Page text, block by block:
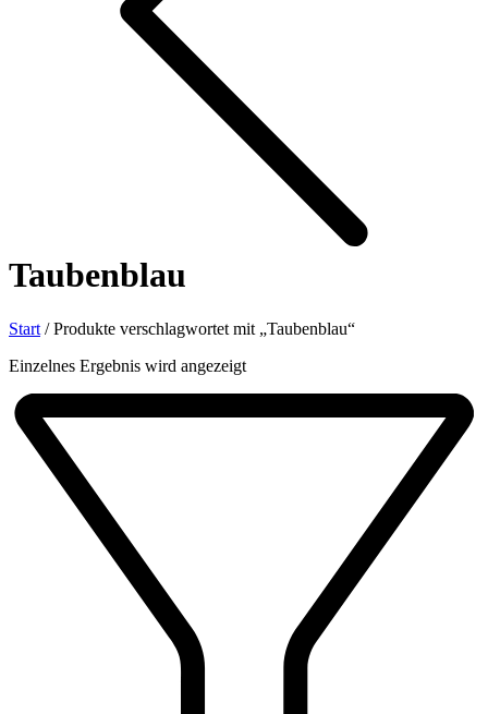
Taubenblau
Start /Produkte verschlagwortet mit „Taubenblau“
Einzelnes Ergebnis wird angezeigt